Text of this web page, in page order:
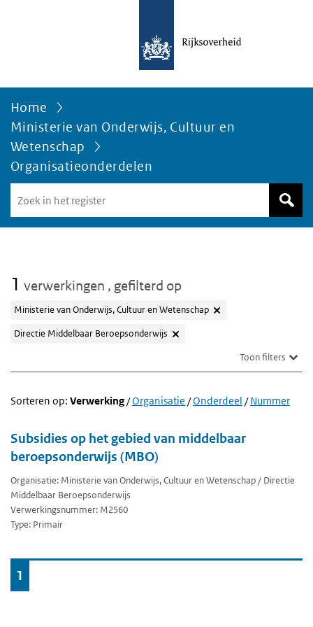
Home
Ministerie van Onderwijs, Cultuur en
Wetenschap
Organisatieonderdelen
in
het
1 verwerkingen , gefilterd op
Ministerie van Onderwijs, Cultuur en Wetenschap
Directie Middelbaar Beroepsonderwijs
Toon filters
Sorteren op: Verwerking/Organisatie /Onderdeel /Nummer
Subsidies op het gebied van middelbaar
beroepsonderwijs (MBO)
Organisatie: Ministerie van Onderwijs, Cultuur en Wetenschap / Directie
Middelbaar Beroepsonderwijs
Verwerkingsnummer: M2560
Type: Primair
naar
1